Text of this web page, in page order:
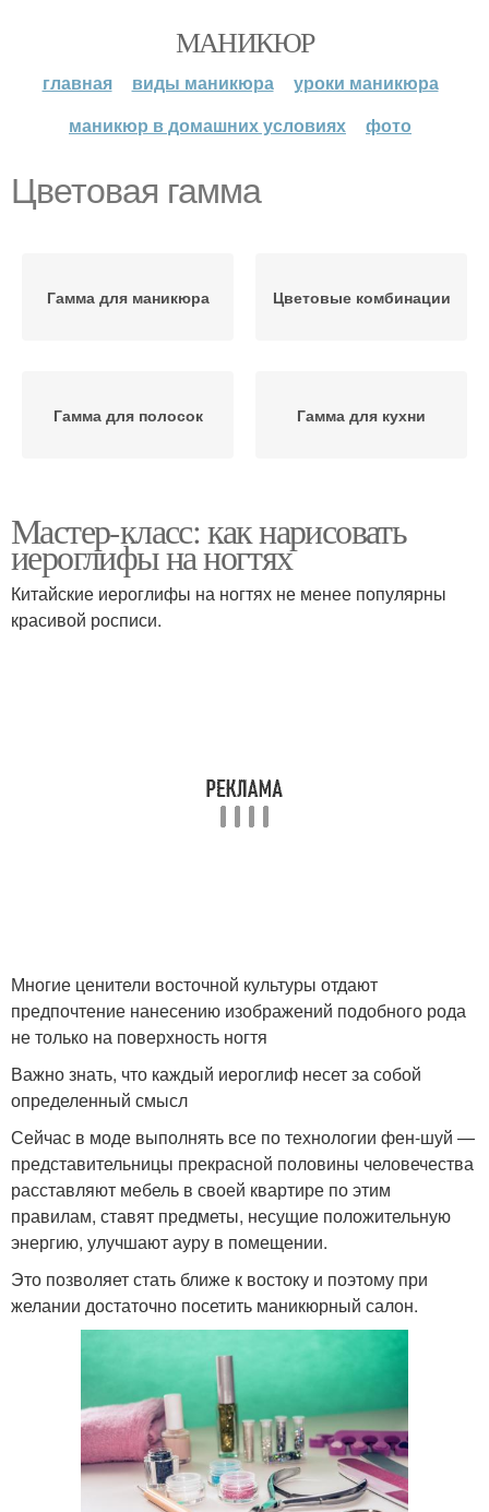
МАНИКЮР
главная виды маникюра
уроки маникюра
маникюр в домашних условиях
фото
Цветовая гамма
Гамма для маникюра Цветовые комбинации
Гамма для полосок Гамма для кухни
Мастер-класс: как нарисовать
иероглифы на ногтях
Китайские иероглифы на ногтях не менее популярны
красивой росписи.
Многие ценители восточной культуры отдают
предпочтение нанесению изображений подобного рода
не только на поверхность ногтя
Важно знать, что каждый иероглиф несет за собой
определенный смысл
Сейчас в моде выполнять все по технологии фен-шуй —
представительницы прекрасной половины человечества
расставляют мебель в своей квартире по этим
правилам, ставят предметы, несущие положительную
энергию, улучшают ауру в помещении.
Это позволяет стать ближе к востоку и поэтому при
желании достаточно посетить маникюрный салон.